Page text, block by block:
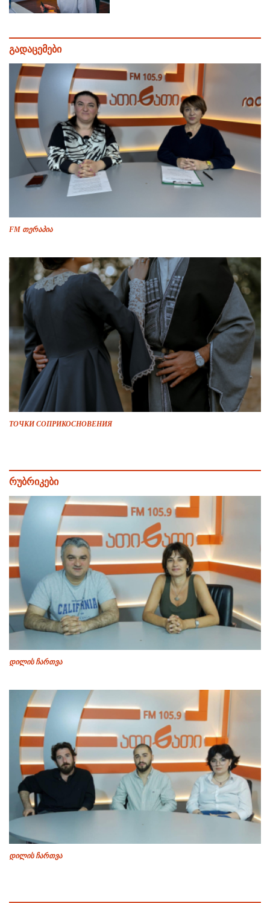
გადაცემები
FM თერაპია
ТОЧКИ СОПРИКОСНОВЕНИЯ
რუბრიკები
დილის ჩართვა
დილის ჩართვა